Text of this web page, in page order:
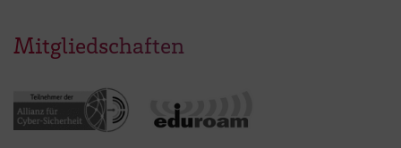
Mitgliedschaften